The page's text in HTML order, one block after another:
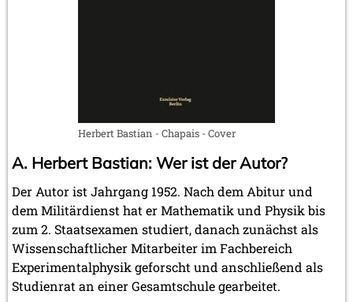
November 2007 (3 Einträge)
Oktober 2007 (1 Eintrag)
September 2007 (2 Einträge)
Juli 2007 (3 Einträge)
Juni 2007 (6 Einträge)
Mai 2007 (2 Einträge)
April 2007 (2 Einträge)
März 2007 (4 Einträge)
Februar 2007 (1 Eintrag)
Herbert Bastian - Chapais - Cover
A. Herbert Bastian: Wer ist der Autor?
Der Autor ist Jahrgang 1952. Nach dem Abitur und
dem Militärdienst hat er Mathematik und Physik bis
zum 2. Staatsexamen studiert, danach zunächst als
Wissenschaftlicher Mitarbeiter im Fachbereich
Experimentalphysik geforscht und anschließend als
Studienrat an einer Gesamtschule gearbeitet.